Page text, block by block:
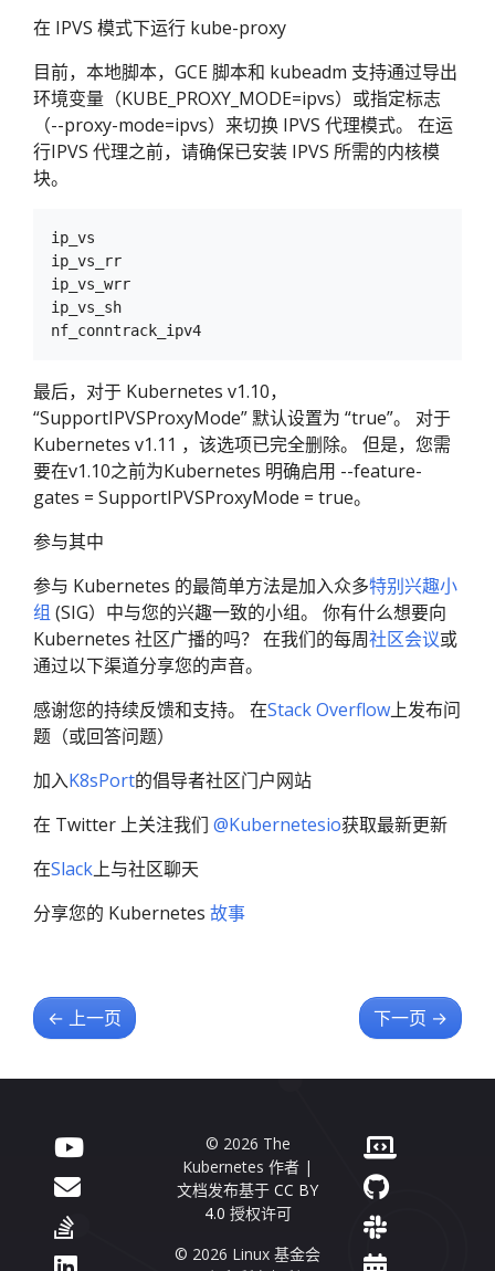
在 IPVS 模式下运行 kube-proxy
目前，本地脚本，GCE 脚本和 kubeadm 支持通过导出
环境变量（KUBE_PROXY_MODE=ipvs）或指定标志
（--proxy-mode=ipvs）来切换 IPVS 代理模式。 在运
行IPVS 代理之前，请确保已安装 IPVS 所需的内核模
块。
ip_vs
ip_vs_rr
ip_vs_wrr
ip_vs_sh
最后，对于 Kubernetes v1.10，
“SupportIPVSProxyMode” 默认设置为 “true”。 对于
Kubernetes v1.11 ，该选项已完全删除。 但是，您需
要在v1.10之前为Kubernetes 明确启用 --feature-
gates = SupportIPVSProxyMode = true。
参与其中
参与 Kubernetes 的最简单方法是加入众多特别兴趣小
组 (SIG）中与您的兴趣一致的小组。 你有什么想要向
Kubernetes 社区广播的吗？ 在我们的每周社区会议或
通过以下渠道分享您的声音。
感谢您的持续反馈和支持。 在Stack Overflow上发布问
题（或回答问题）
加入K8sPort的倡导者社区门户网站
在 Twitter 上关注我们 @Kubernetesio获取最新更新
在Slack上与社区聊天
分享您的 Kubernetes 故事
← 上一页 下一页 →
© 2026 The
Kubernetes 作者 |
文档发布基于 CC BY
4.0 授权许可
© 2026 Linux 基金会